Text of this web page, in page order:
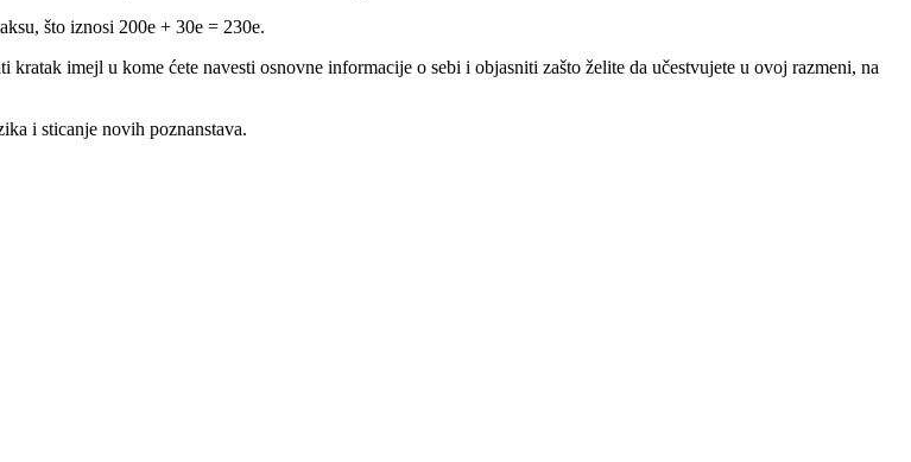
što iznosi 200e + 30e = 230e.
kratak imejl u kome ćete navesti osnovne informacije o sebi i objasniti zašto želite da učestvujete u ovoj razmeni, na
i sticanje novih poznanstava.